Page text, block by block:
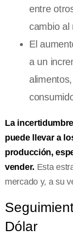
entre
cambio al
El
a un
La
puede llevar a
producción,
vender. Esta
mercado y, a su
Dólar